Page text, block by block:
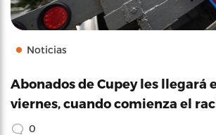
Noticias
Abonados de Cupey les llegará
viernes, cuando comienza el
0